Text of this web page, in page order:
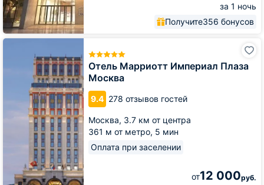
за 1 ночь
Получите356 бонусов
Отель Марриотт Империал Плаза
Москва
9.4 278 отзывов гостей
Москва, 3.7 км от центра
361 м от метро, 5 мин
Оплата при заселении
от12 000руб.
Отель
Марриотт
Империал